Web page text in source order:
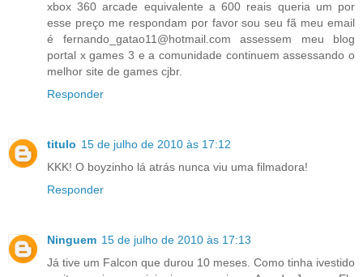
xbox 360 arcade equivalente a 600 reais queria um por
esse preço me respondam por favor sou seu fã meu email
é fernando_gatao11@hotmail.com assessem meu blog
portal x games 3 e a comunidade continuem assessando o
melhor site de games cjbr.
Responder
titulo 15 de julho de 2010 às 17:12
KKK! O boyzinho lá atrás nunca viu uma filmadora!
Responder
Ninguem 15 de julho de 2010 às 17:13
Já tive um Falcon que durou 10 meses. Como tinha ivestido